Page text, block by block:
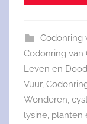
Codonring
Codonring van
Leven en Dood
Vuur,
Wonderen
lysine planten